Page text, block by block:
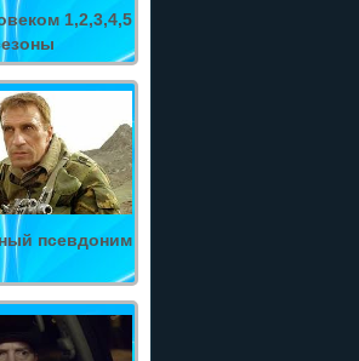
1,2,3,4,5
псевдоним